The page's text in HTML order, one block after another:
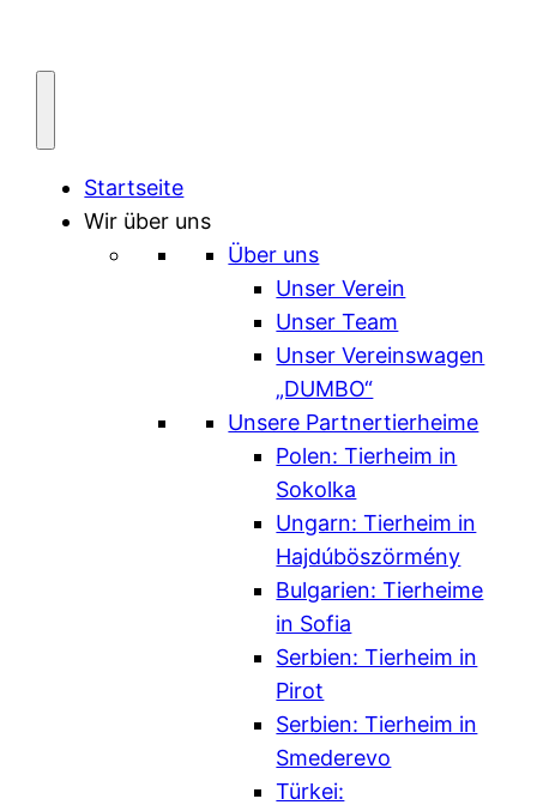
Startseite
Wir über uns
Über uns
Unser Verein
Unser Team
Unser Vereinswagen
„DUMBO“
Unsere Partnertierheime
Polen: Tierheim in
Sokolka
Ungarn: Tierheim in
Hajdúböszörmény
Bulgarien: Tierheime
in Sofia
Serbien: Tierheim in
Pirot
Serbien: Tierheim in
Smederevo
Türkei: